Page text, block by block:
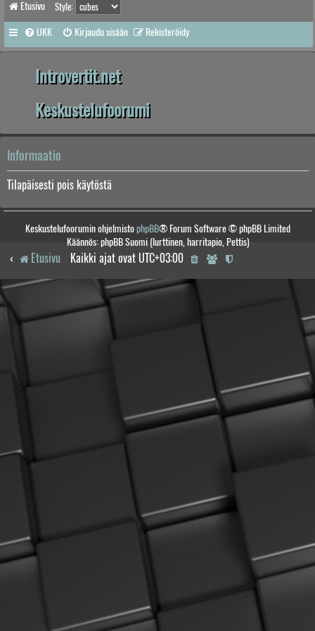
Etusivu Style:
UKK Kirjaudu sisään Rekisteröidy
Introvertit.net
Keskustelufoorumi
Informaatio
Tilapäisesti pois käytöstä
Keskustelufoorumin ohjelmistophpBB® Forum Software © phpBB Limited
Käännös: phpBB Suomi (lurttinen, harritapio, Pettis)
Etusivu Kaikki ajat ovat UTC+03:00